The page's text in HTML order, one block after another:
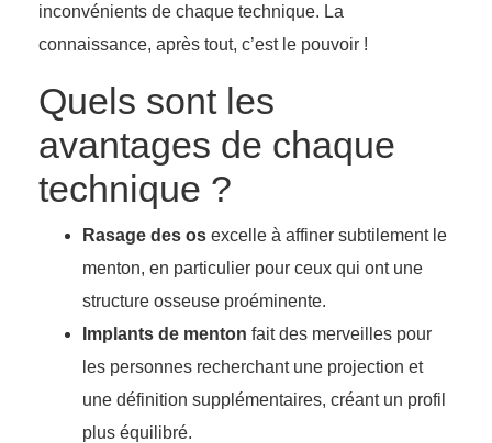
inconvénients de chaque technique. La
connaissance, après tout, c’est le pouvoir !
Quels sont les
avantages de chaque
technique ?
Rasage des os excelle à affiner subtilement le
menton, en particulier pour ceux qui ont une
structure osseuse proéminente.
Implants de menton fait des merveilles pour
les personnes recherchant une projection et
une définition supplémentaires, créant un profil
plus équilibré.